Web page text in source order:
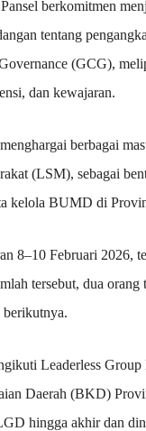
berkomitmen
tentang
(GCG),
dan kewajaran.
berbagai
(LSM), sebagai
kelola BUMD di
8–10 Februari 2026,
tersebut, dua
berikutnya.
Leaderless
Daerah (BKD)
hingga akhir dan